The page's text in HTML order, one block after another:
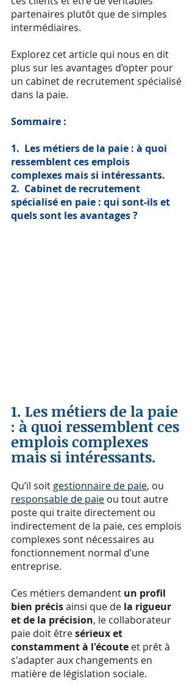
partenaires plutôt que de simples
intermédiaires.
Explorez cet article qui nous en dit
plus sur les avantages d’opter pour
un cabinet de recrutement spécialisé
dans la paie.
Sommaire :
1. Les métiers de la paie : à quoi
ressemblent ces emplois
complexes mais si intéressants.
2. Cabinet de recrutement
spécialisé en paie : qui sont-ils et
quels sont les avantages ?
1. Les métiers de la paie
: à quoi ressemblent ces
emplois complexes
mais si intéressants.
Qu’il soit gestionnaire de paie, ou
responsable de paie ou tout autre
poste qui traite directement ou
indirectement de la paie, ces emplois
complexes sont nécessaires au
fonctionnement normal d’une
entreprise.
Ces métiers demandent un profil
bien précis ainsi que de la rigueur
et de la précision, le collaborateur
paie doit être sérieux et
constamment à l'écoute et prêt à
s'adapter aux changements en
matière de législation sociale.